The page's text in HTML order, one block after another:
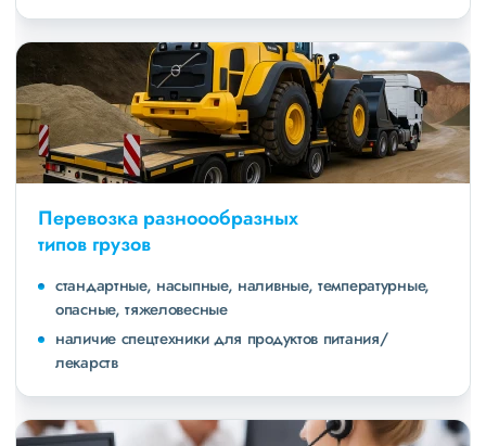
Перевозка разноообразных
типов грузов
стандартные, насыпные, наливные, температурные,
опасные, тяжеловесные
наличие спецтехники для продуктов питания/
лекарств